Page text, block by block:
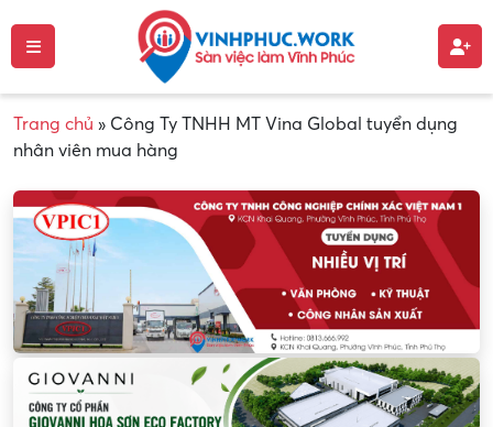
Trang chủ » Công Ty TNHH MT Vina Global tuyển dụng
nhân viên mua hàng